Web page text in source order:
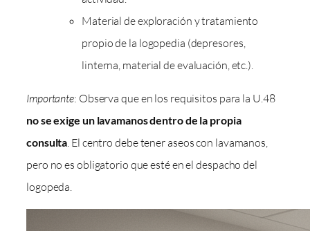
Material de exploración y tratamiento
propio de la logopedia (depresores,
linterna, material de evaluación, etc.).
Importante: Observa que en los requisitos para la U.48
no se exige un lavamanos dentro de la propia
consulta. El centro debe tener aseos con lavamanos,
pero no es obligatorio que esté en el despacho del
logopeda.